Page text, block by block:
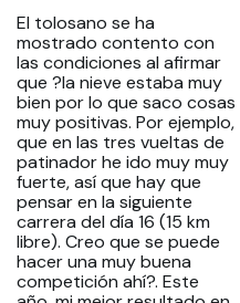
El tolosano se ha
mostrado contento con
las condiciones al afirmar
que ?la nieve estaba muy
bien por lo que saco cosas
muy positivas. Por ejemplo,
que en las tres vueltas de
patinador he ido muy muy
fuerte, así que hay que
pensar en la siguiente
carrera del día 16 (15 km
libre). Creo que se puede
hacer una muy buena
competición ahí?. Este